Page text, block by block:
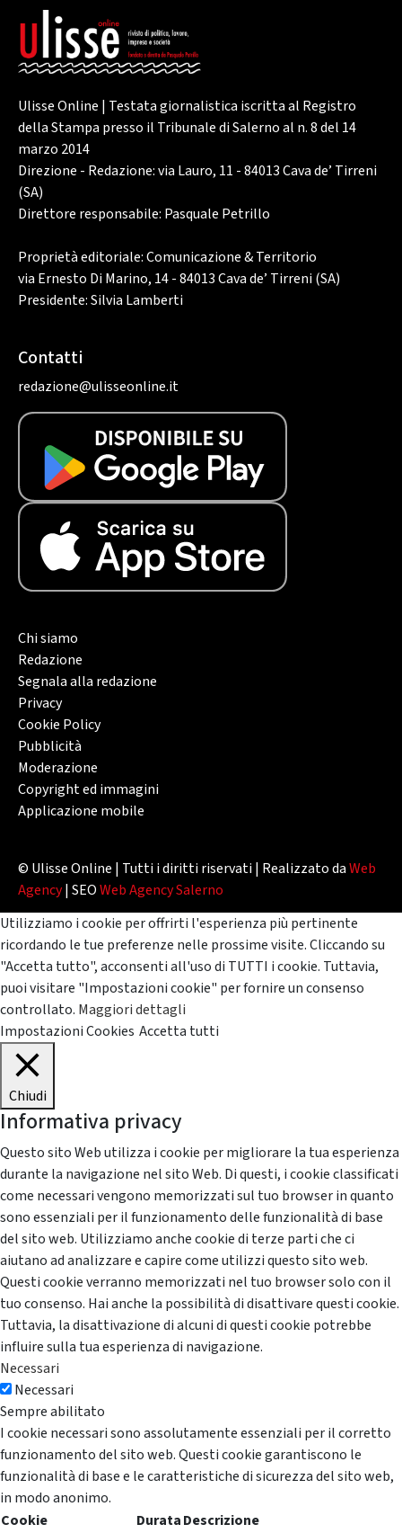
Ulisse Online | Testata giornalistica iscritta al Registro
della Stampa presso il Tribunale di Salerno al n. 8 del 14
marzo 2014
Direzione - Redazione: via Lauro, 11 - 84013 Cava de’ Tirreni
(SA)
Direttore responsabile: Pasquale Petrillo
Proprietà editoriale: Comunicazione & Territorio
via Ernesto Di Marino, 14 - 84013 Cava de’ Tirreni (SA)
Presidente: Silvia Lamberti
Contatti
redazione@ulisseonline.it
Chi siamo
Redazione
Segnala alla redazione
Privacy
Cookie Policy
Pubblicità
Moderazione
Copyright ed immagini
Applicazione mobile
© Ulisse Online | Tutti i diritti riservati | Realizzato daWeb
Agency| SEOWeb Agency Salerno
Utilizziamo i cookie per offrirti l'esperienza più pertinente
ricordando le tue preferenze nelle prossime visite. Cliccando su
"Accetta tutto", acconsenti all'uso di TUTTI i cookie. Tuttavia,
puoi visitare "Impostazioni cookie" per fornire un consenso
controllato. Maggiori dettagli
Impostazioni Cookies Accetta tutti
Chiudi
Informativa privacy
Questo sito Web utilizza i cookie per migliorare la tua esperienza
durante la navigazione nel sito Web. Di questi, i cookie classificati
come necessari vengono memorizzati sul tuo browser in quanto
sono essenziali per il funzionamento delle funzionalità di base
del sito web. Utilizziamo anche cookie di terze parti che ci
aiutano ad analizzare e capire come utilizzi questo sito web.
Questi cookie verranno memorizzati nel tuo browser solo con il
tuo consenso. Hai anche la possibilità di disattivare questi cookie.
Tuttavia, la disattivazione di alcuni di questi cookie potrebbe
influire sulla tua esperienza di navigazione.
Necessari
Necessari
Sempre abilitato
I cookie necessari sono assolutamente essenziali per il corretto
funzionamento del sito web. Questi cookie garantiscono le
funzionalità di base e le caratteristiche di sicurezza del sito web,
in modo anonimo.
Cookie
DurataDescrizione